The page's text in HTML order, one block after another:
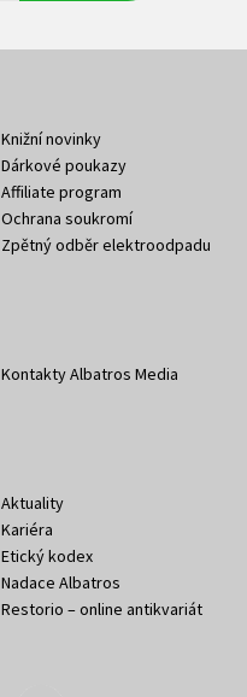
Knižní novinky
Dárkové poukazy
Affiliate program
Ochrana soukromí
Zpětný odběr elektroodpadu
Kontakty Albatros Media
Aktuality
Kariéra
Etický kodex
Nadace Albatros
Restorio – online antikvariát